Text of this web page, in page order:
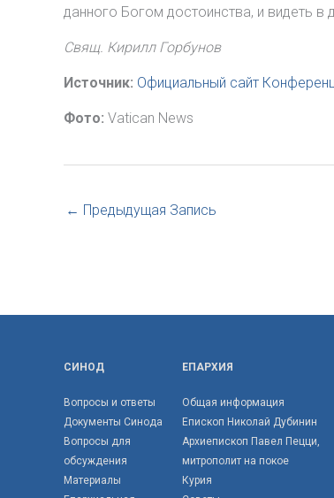
данного Богом достоинства, и видеть в
Свящ. Кирилл Горбунов
Источник: Официальный сайт
Фото: Vatican News
← Предыдущая Запись
СИНОД
Вопросы и ответы
Документы Синода
Вопросы для
обсуждения
Материалы
ЕПАРХИЯ
Общая информация
Епископ Николай Дубинин
Архиепископ Павел Пецци,
митрополит на покое
Курия